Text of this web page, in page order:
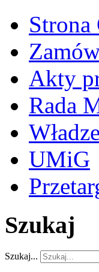
Strona
Akty
Rada
Władze
UMiG
Szukaj
Szukaj...